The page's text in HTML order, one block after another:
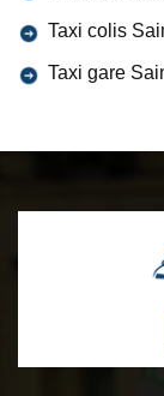
Taxi colis
Taxi gare